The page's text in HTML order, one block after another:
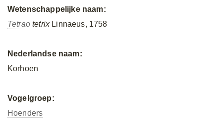
Wetenschappelijke naam:
TetraotetrixLinnaeus, 1758
Nederlandse naam:
Korhoen
Vogelgroep:
Hoenders